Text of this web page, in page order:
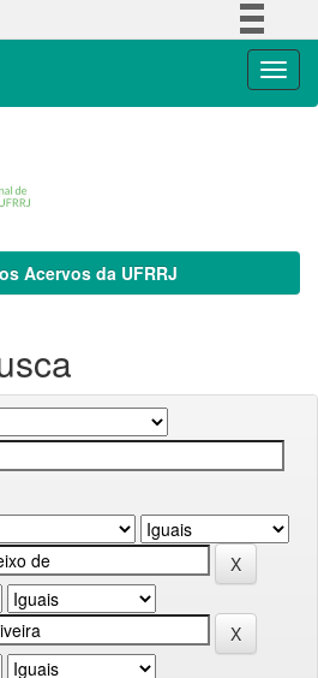
Acervos da UFRRJ